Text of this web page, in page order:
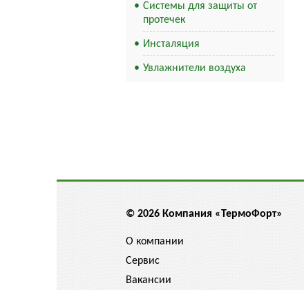
Системы для защиты от
протечек
Инсталяция
Увлажнители воздуха
© 2026 Компания «ТермоФорт»
О компании
Сервис
Вакансии